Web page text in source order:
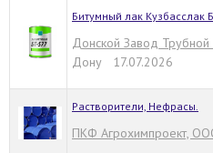
Битумный лак Кузбасслак
Донской Завод
Дону 17.07.2026
Растворители, Нефрасы.
ПКФ Агрохимпроект,